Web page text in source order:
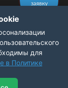
заявку
Заказать
звонок
- агентство
для
в Политике